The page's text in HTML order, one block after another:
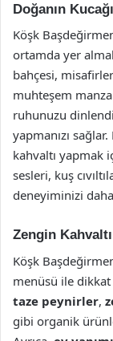
Doğanın
Köşk
ortamda yer
bahçesi,
muhteşem
ruhunuzu
yapmanızı
kahvaltı yapmak
sesleri, kuş
deneyiminizi
Zengin
Köşk
menüsü ile dikkat
taze peynirler,
gibi organik